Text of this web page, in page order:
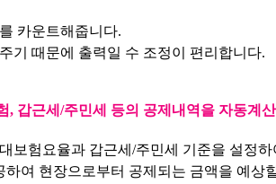
카운트해줍니다.
기 때문에 출력일 수 조정이 편리합니다.
, 갑근세/주민세 등의 공제내역을 자동계
보험요율과 갑근세/주민세 기준을 설정
여 현장으로부터 공제되는 금액을 예상